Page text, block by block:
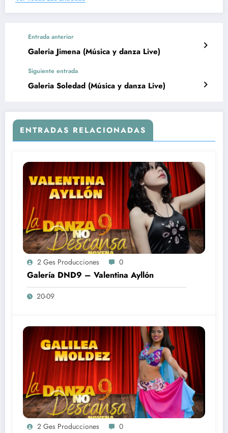
Entrada anterior
Galeria Jimena (Música y danza Live)
Siguiente entrada
Galeria Soledad (Música y danza Live)
ENTRADAS RELACIONADAS
2 Ges Producciones 0
Galería DND9 – Valentina Ayllón
20-09
2 Ges Producciones 0